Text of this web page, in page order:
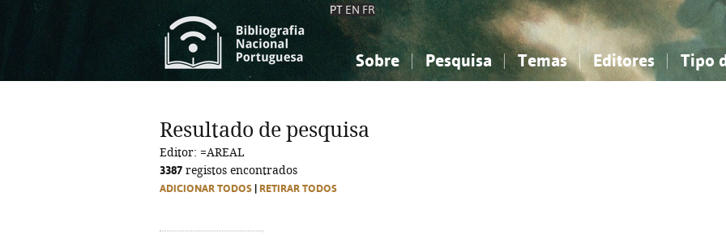
PT EN FR
Sobre Pesquisa Temas
Ciências sociais...
Editores Tipo
Ciências sociais...
Resultado de pesquisa
Editor: =AREAL
3387 registos encontrados
ADICIONAR TODOS RETIRAR TODOS